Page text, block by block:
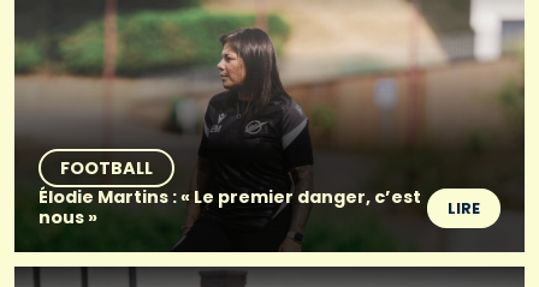
FOOTBALL
Élodie Martins : « Le premier danger, c’est
nous »
LIRE